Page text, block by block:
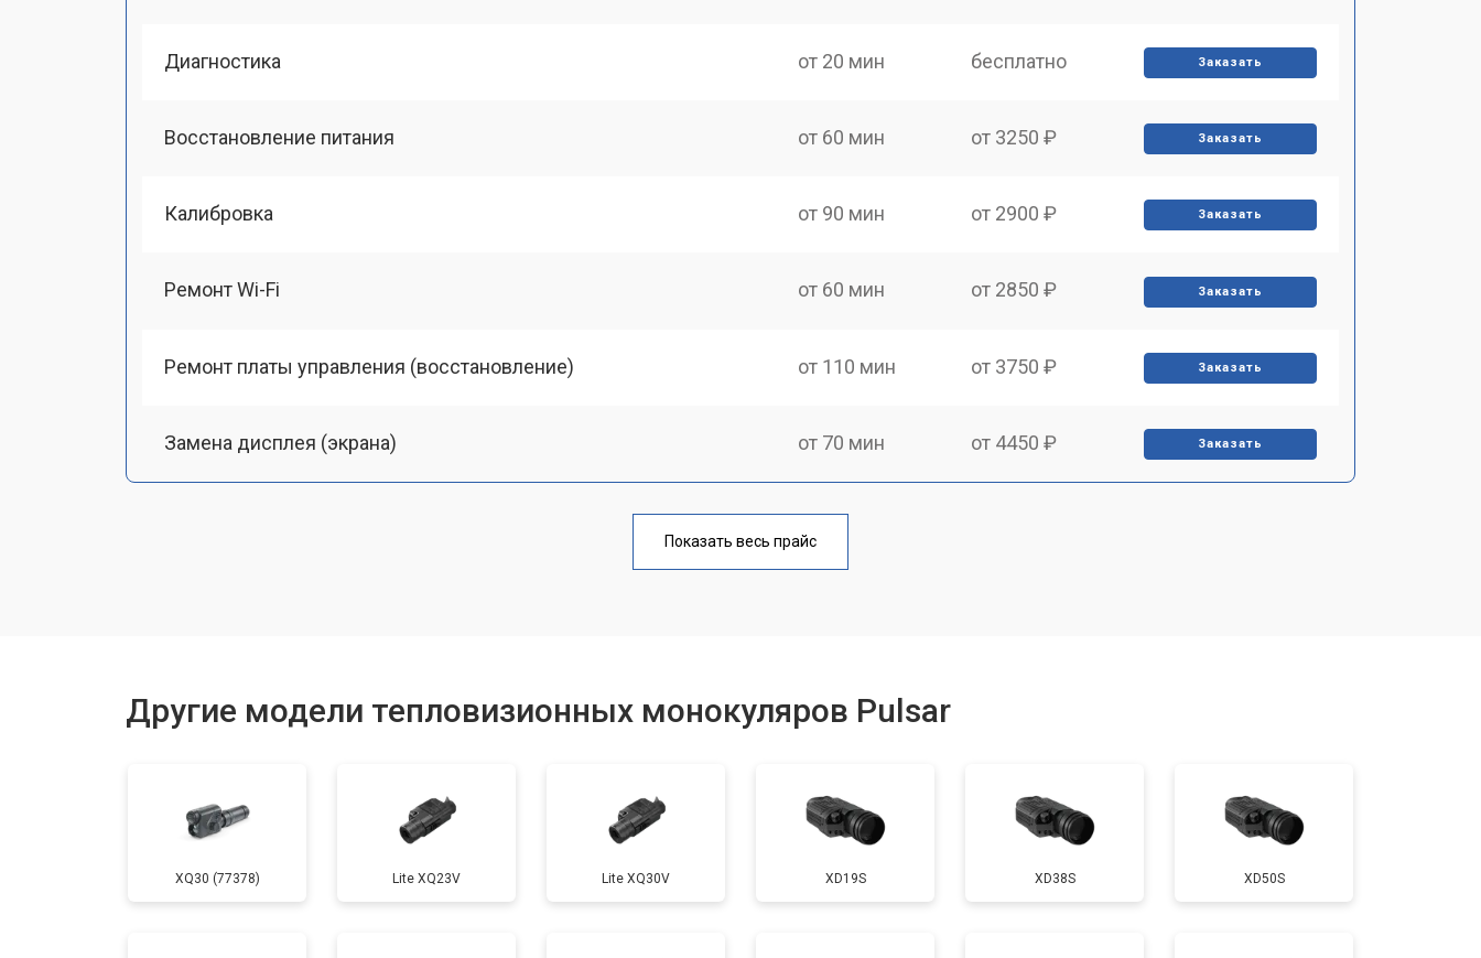
Диагностика от 20 мин бесплатно Заказать
Восстановление питания от 60 мин от 3250 ₽ Заказать
Калибровка от 90 мин от 2900 ₽ Заказать
Ремонт Wi-Fi от 60 мин от 2850 ₽ Заказать
Ремонт платы управления (восстановление) от 110 мин от 3750 ₽ Заказать
Замена дисплея (экрана) от 70 мин от 4450 ₽ Заказать
от 80 мин
Показать весь прайс
Другие модели тепловизионных монокуляров Pulsar
XQ30 (77378) Lite XQ23V Lite XQ30V XD19S XD38S XD50S